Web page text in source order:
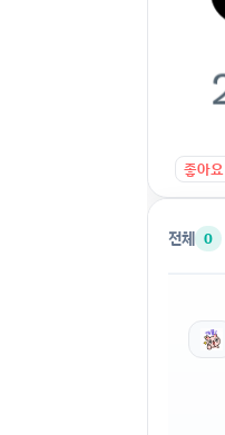
좋아요
전체 0